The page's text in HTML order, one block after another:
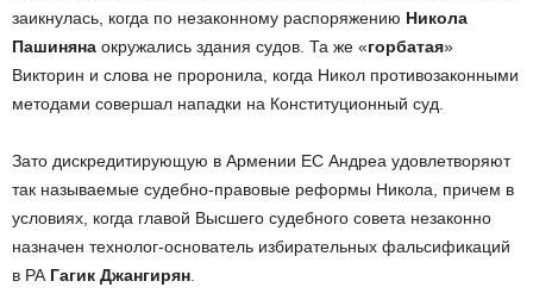
заикнулась, когда по незаконному распоряжению Никола
Пашиняна окружались здания судов. Та же «горбатая»
Викторин и слова не проронила, когда Никол противозаконными
методами совершал нападки на Конституционный суд.
Зато дискредитирующую в Армении ЕС Андреа удовлетворяют
так называемые судебно-правовые реформы Никола, причем в
условиях, когда главой Высшего судебного совета незаконно
назначен технолог-основатель избирательных фальсификаций
в РА Гагик Джангирян